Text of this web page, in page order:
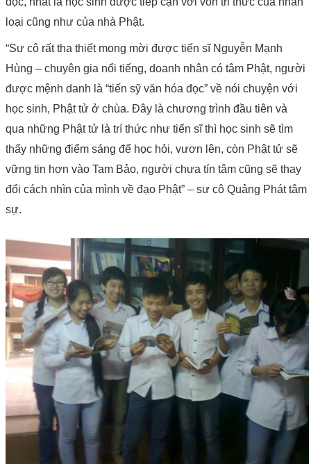
loại cũng như của nhà Phật.
“Sư cô rất tha thiết mong mời được tiến sĩ Nguyễn Mạnh
Hùng – chuyên gia nổi tiếng, doanh nhân có tâm Phật, người
được mệnh danh là “tiến sỹ văn hóa đọc” về nói chuyện với
học sinh, Phật tử ở chùa. Đây là chương trình đầu tiên và
qua những Phật tử là trí thức như tiến sĩ thì học sinh sẽ tìm
thấy những điểm sáng để học hỏi, vươn lên, còn Phật tử sẽ
vững tin hơn vào Tam Bảo, người chưa tín tâm cũng sẽ thay
đổi cách nhìn của mình về đạo Phật” – sư cô Quảng Phát tâm
sự.